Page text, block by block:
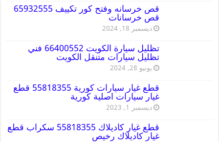
قص خرسانه وفتح كور تكييف 65932555
قص خرسانات
ديسمبر 18, 2024
تظليل سيارة الكويت 66400552 فني
تظليل سيارات متنقل الكويت
يونيو 28, 2024
قطع غيار سيارات كورية 55818355 قطع
غيار سيارات اصلية كورية
ديسمبر 1, 2023
قطع غيار كاديلاك 55818355 سكراب قطع
غيار كاديلاك رخيص